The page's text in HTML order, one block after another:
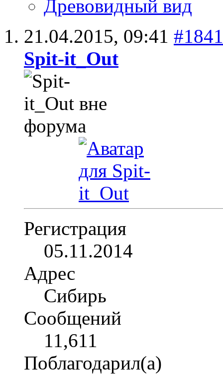
Древовидный вид
21.04.2015, 09:41 #1841
Spit-it_Out
Регистрация
05.11.2014
Адрес
Сибирь
Сообщений
11,611
Поблагодарил(а)